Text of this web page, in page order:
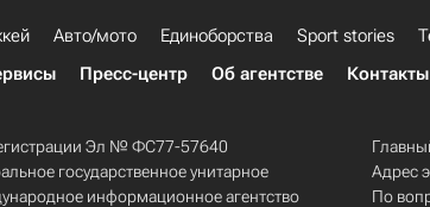
Авто/мото Единоборства Sport stories
Пресс-центр Об агентстве Контакты
Эл № ФС77-57640
государственное унитарное
информационное агентство
Адрес
По